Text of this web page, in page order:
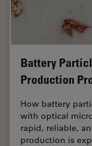
Battery
Production
How battery
with optical
rapid, reliable,
production is